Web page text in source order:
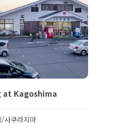
at Kagoshima
/사쿠라지마